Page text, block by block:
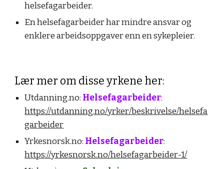
helsefagarbeider.
En helsefagarbeider har mindre ansvar og
enklere arbeidsoppgaver enn en sykepleier.
Lær mer om disse yrkene her:
Utdanning.no: Helsefagarbeider:
https://utdanning.no/yrker/beskrivelse/helsefa
garbeider
Yrkesnorsk.no: Helsefagarbeider:
https://yrkesnorsk.no/helsefagarbeider-1/